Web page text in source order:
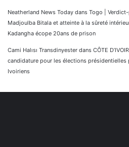
Neatherland News Today dans Togo |
Madjoulba Bitala et atteinte à la sûreté
Kadangha écope 20ans de prison
Cami Halısı Transdinyester dans CÔTE
candidature pour les élections présidentielles
Ivoiriens